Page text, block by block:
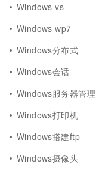
Windows vs
Windows wp7
Windows分布式
Windows会话
Windows服务器管理
Windows打印机
Windows搭建ftp
Windows摄像头